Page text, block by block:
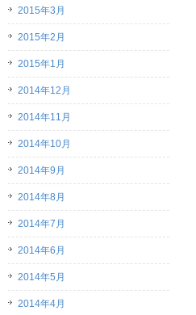
2015年3月
2015年2月
2015年1月
2014年12月
2014年11月
2014年10月
2014年9月
2014年8月
2014年7月
2014年6月
2014年5月
2014年4月